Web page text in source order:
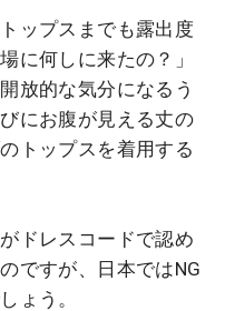
ップスまでも露出度
に何しに来たの？」
放的な気分になるう
にお腹が見える丈の
トップスを着用する
ドレスコードで認め
ですが、日本ではNG
ょう。